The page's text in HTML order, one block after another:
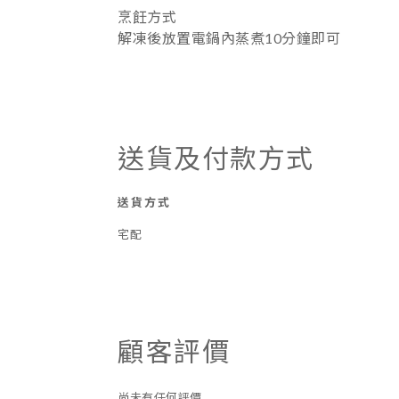
烹飪方式
解凍後放置電鍋內蒸煮10分鐘即可
送貨及付款方式
送貨方式
宅配
顧客評價